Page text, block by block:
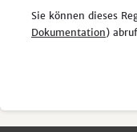
Sie können dieses
Dokumentation)